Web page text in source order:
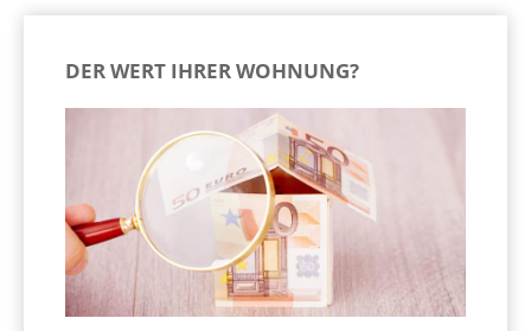
DER WERT IHRER WOHNUNG?